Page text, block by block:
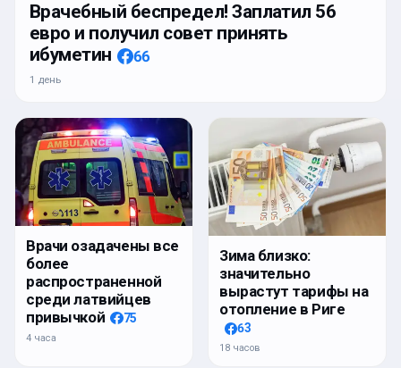
Врачебный беспредел! Заплатил 56
евро и получил совет принять
ибуметин
66
1 день
Врачи озадачены все
более
распространенной
среди латвийцев
привычкой
75
4 часа
Зима близко:
значительно
вырастут тарифы на
отопление в Риге
63
18 часов